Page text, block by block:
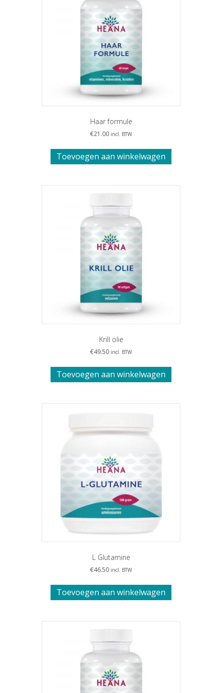
Haar formule
€21.00 incl. BTW
Toevoegen aan winkelwagen
Krill olie
€49.50 incl. BTW
Toevoegen aan winkelwagen
L Glutamine
€46.50 incl. BTW
Toevoegen aan winkelwagen